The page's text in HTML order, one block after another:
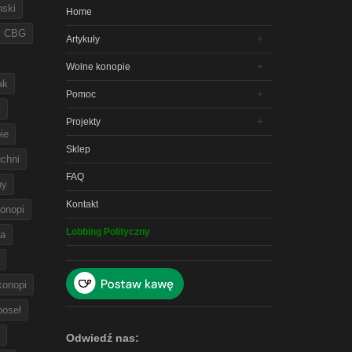
CBG
Home
Artykuły
Wolne konopie
Pomoc
Projekty
Sklep
FAQ
Kontakt
Lobbing Polityczny
Odwiedź nas: